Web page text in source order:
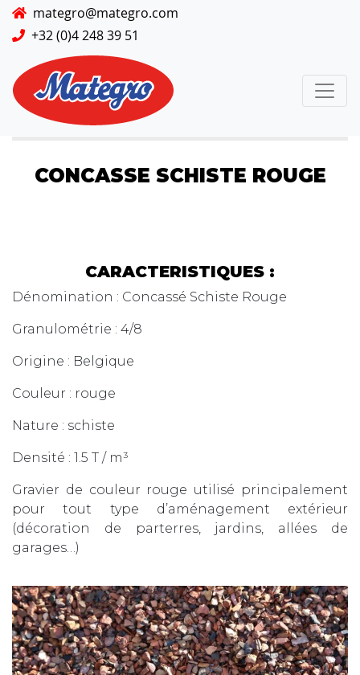
mategro@mategro.com
+32 (0)4 248 39 51
CONCASSE SCHISTE ROUGE
CARACTERISTIQUES :
Dénomination : Concassé Schiste Rouge
Granulométrie : 4/8
Origine : Belgique
Couleur : rouge
Nature : schiste
Densité : 1.5 T / m³
Gravier de couleur rouge utilisé principalement
pour tout type d’aménagement extérieur
(décoration de parterres, jardins, allées de
garages…)